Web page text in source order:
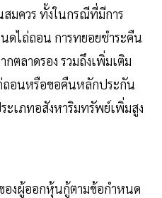
มควร ทั้งในกรณีที่มีการ
ไถ่ถอน การทยอยชำระคืน
ตลาดรอง รวมถึงเพิ่มเติม
ถอนหรือขอคืนหลักประกัน
เภทอสังหาริมทรัพย์เพิ่มสูง
งผู้ออกหุ้นกู้ตามข้อกำหนด